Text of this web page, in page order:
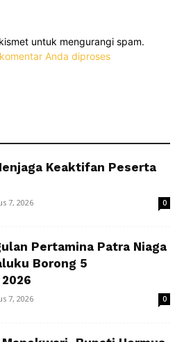
untuk mengurangi spam.
Anda diproses
Keaktifan Peserta
7, 2026 0
Pertamina Patra Niaga
Borong 5
7, 2026 0